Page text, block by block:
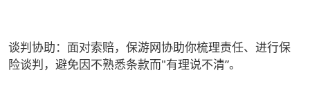
谈判协助： 面对索赔，保游网协助你梳理责任、进行保
险谈判，避免因不熟悉条款而"有理说不清”。